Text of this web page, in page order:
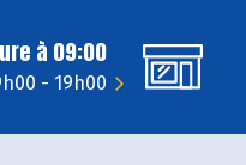
à 09:00
- 19h00